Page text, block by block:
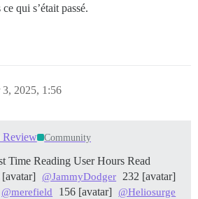
qui s’était passé.
3, 2025, 1:56
Review Community
Time Reading User Hours Read
@JammyDodger 232 [avatar]
@merefield 156 [avatar] @Heliosurge